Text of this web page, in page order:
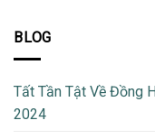
BLOG
Tất Tần Tật Về Đồng
2024